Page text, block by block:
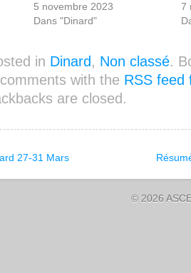
5 novembre 2023
Dans "Dinard"
7
in Dinard , Non classé.
with the RSS feed
are closed.
27-31 Mars
© 2026